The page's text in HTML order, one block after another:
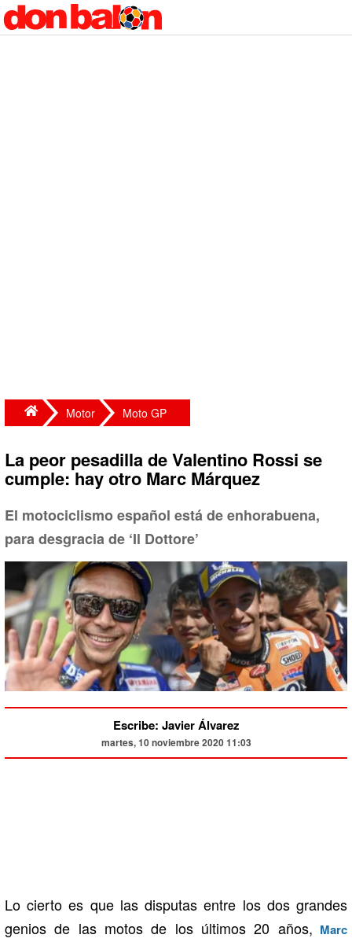
Motor Moto GP
La peor pesadilla de Valentino Rossi se
cumple: hay otro Marc Márquez
El motociclismo español está de enhorabuena,
para desgracia de ‘Il Dottore’
Escribe: Javier Álvarez
martes, 10 noviembre 2020 11:03
Lo cierto es que las disputas entre los dos grandes
genios de las motos de los últimos 20 años, Marc